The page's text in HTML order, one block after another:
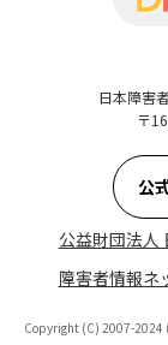
日本障害
〒
公
公益財団法人
障害者情報ネ
Copyright (C) 2007-2024